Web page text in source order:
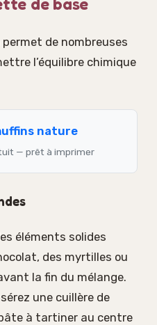
de nombreuses
l’équilibre chimique
nature
— prêt à imprimer
éléments solides
des myrtilles ou
la fin du mélange.
une cuillère de
à tartiner au centre